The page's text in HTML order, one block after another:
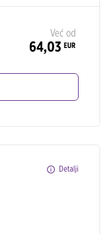
Već od
64,03 EUR
Detalji